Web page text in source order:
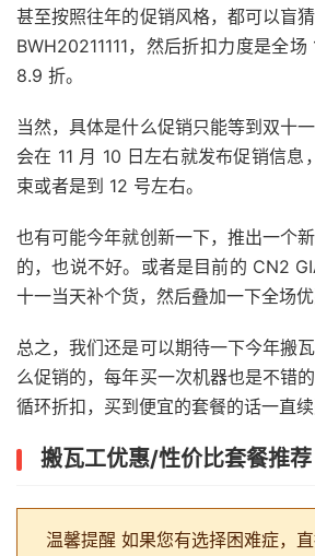
甚至按照往年的促销风格，都可以盲
BWH20211111，然后折扣力度是全场
8.9 折。
当然，具体是什么促销只能等到双十
会在 11 月 10 日左右就发布促销信息
束或者是到 12 号左右。
也有可能今年就创新一下，推出一个
的，也说不好。或者是目前的 CN2
十一当天补个货，然后叠加一下全场优
总之，我们还是可以期待一下今年搬
么促销的，每年买一次机器也是不错
循环折扣，买到便宜的套餐的话一直续
搬瓦工优惠/性价比套餐推荐
温馨提醒 如果您有选择困难症，